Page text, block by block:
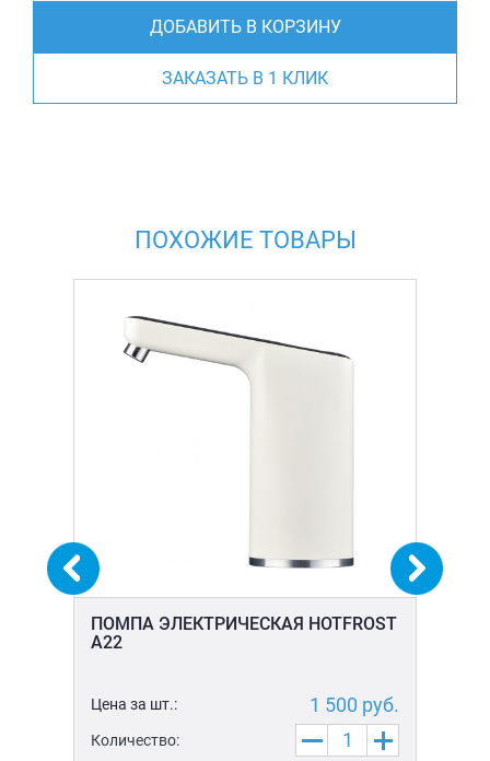
ДОБАВИТЬ В КОРЗИНУ
ЗАКАЗАТЬ В 1 КЛИК
ПОХОЖИЕ ТОВАРЫ
ПОМПА ЭЛЕКТРИЧЕСКАЯ HOTFROST
A22
Цена за шт.: 1 500 руб.
Количество: